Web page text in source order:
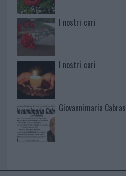
I nostri cari
I nostri cari
Giovannimaria Cabras